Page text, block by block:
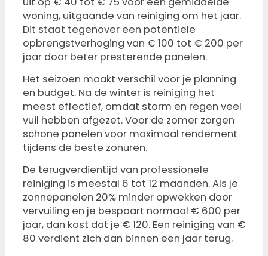
woning, uitgaande van reiniging om het jaar.
Dit staat tegenover een potentiële
opbrengstverhoging van € 100 tot € 200 per
jaar door beter presterende panelen.
Het seizoen maakt verschil voor je planning
en budget. Na de winter is reiniging het
meest effectief, omdat storm en regen veel
vuil hebben afgezet. Voor de zomer zorgen
schone panelen voor maximaal rendement
tijdens de beste zonuren.
De terugverdientijd van professionele
reiniging is meestal 6 tot 12 maanden. Als je
zonnepanelen 20% minder opwekken door
vervuiling en je bespaart normaal € 600 per
jaar, dan kost dat je € 120. Een reiniging van €
80 verdient zich dan binnen een jaar terug.